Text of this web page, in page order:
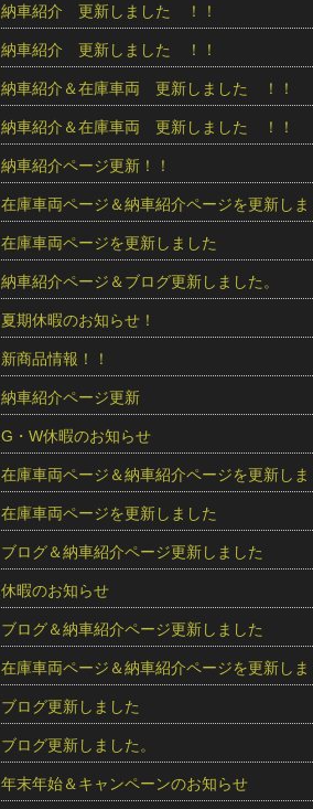
納車紹介 更新しました ！！
納車紹介 更新しました ！！
納車紹介＆在庫車両 更新しました ！！
納車紹介＆在庫車両 更新しました ！！
納車紹介ページ更新！！
在庫車両ページ＆納車紹介ページを更新し
在庫車両ページを更新しました
納車紹介ページ＆ブログ更新しました。
夏期休暇のお知らせ！
新商品情報！！
納車紹介ページ更新
G・W休暇のお知らせ
在庫車両ページ＆納車紹介ページを更新し
在庫車両ページを更新しました
ブログ＆納車紹介ページ更新しました
休暇のお知らせ
ブログ＆納車紹介ページ更新しました
在庫車両ページ＆納車紹介ページを更新し
ブログ更新しました
ブログ更新しました。
年末年始＆キャンペーンのお知らせ